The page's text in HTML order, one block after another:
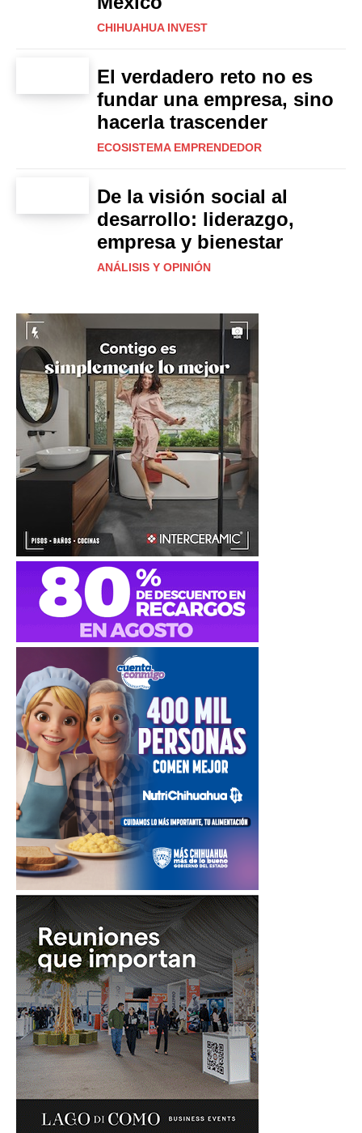
CHIHUAHUA INVEST
El verdadero reto no es
fundar una empresa, sino
hacerla trascender
ECOSISTEMA EMPRENDEDOR
De la visión social al
desarrollo: liderazgo,
empresa y bienestar
ANÁLISIS Y OPINIÓN